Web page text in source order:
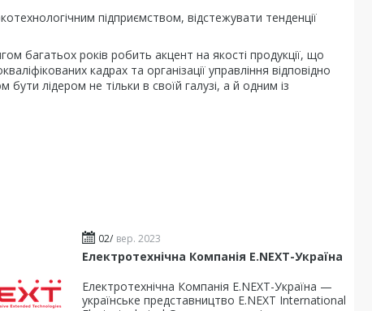
підприємством, відстежувати тенденції
багатьох років робить акцент на якості продукції, що
кадрах та організації управління відповідно
лідером не тільки в своїй галузі, а й одним із
02/ вер. 2023
Електротехнічна Компанія E.NEXT-Україна
Електротехнічна Компанія E.NEXT-Україна —
українське представництво E.NEXT International